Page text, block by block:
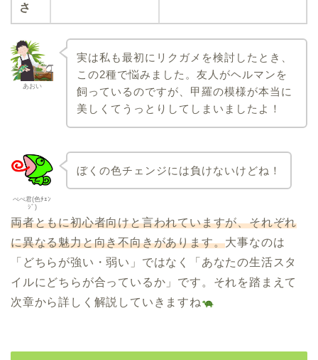
さ
あおい
実は私も最初にリクガメを検討したとき、
この2種で悩みました。友人がヘルマンを
飼っているのですが、甲羅の模様が本当に
美しくてうっとりしてしまいましたよ！
ぺぺ君(色ﾁｪﾝ
ｼﾞ)
ぼくの色チェンジには負けないけどね！
両者ともに初心者向けと言われていますが、それぞれ
に異なる魅力と向き不向きがあります。大事なのは
「どちらが強い・弱い」ではなく「あなたの生活スタ
イルにどちらが合っているか」です。それを踏まえて
次章から詳しく解説していきますね